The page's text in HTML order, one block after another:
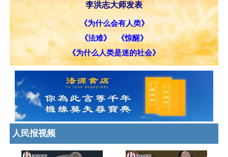
李洪志大师发表
《为什么会有人类》
《法难》
《惊醒》
《为什么人类是迷的社会》
人民报视频